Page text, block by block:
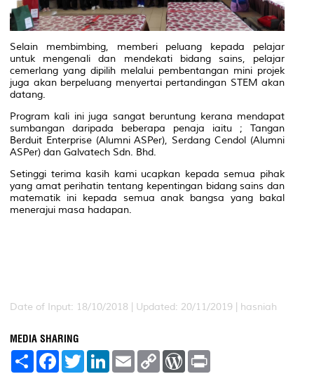
Selain membimbing, memberi peluang kepada pelajar
untuk mengenali dan mendekati bidang sains, pelajar
cemerlang yang dipilih melalui pembentangan mini projek
juga akan berpeluang menyertai pertandingan STEM akan
datang.
Program kali ini juga sangat beruntung kerana mendapat
sumbangan daripada beberapa penaja iaitu ; Tangan
Berduit Enterprise (Alumni ASPer), Serdang Cendol (Alumni
ASPer) dan Galvatech Sdn. Bhd.
Setinggi terima kasih kami ucapkan kepada semua pihak
yang amat perihatin tentang kepentingan bidang sains dan
matematik ini kepada semua anak bangsa yang bakal
menerajui masa hadapan.
Date of Input: 18/10/2018 | Updated: 20/11/2019 | hasniah
MEDIA SHARING
S
F
a
T
w
L
E
m
C
W